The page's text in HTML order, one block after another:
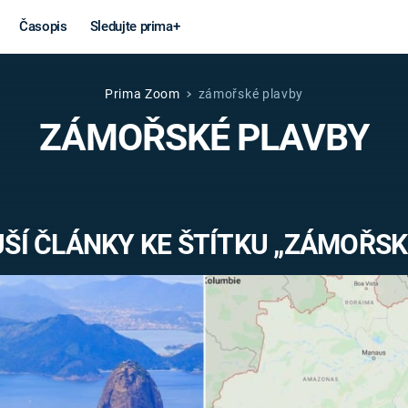
Časopis Sledujte prima+
Věda a
technika
MARS
Války
VÁLEČNÉ
Záhady a
Prima Zoom zámořské plavby
ZÁMOŘSKÉ PLAVBY
ČLÁNKY KE ŠTÍTKU